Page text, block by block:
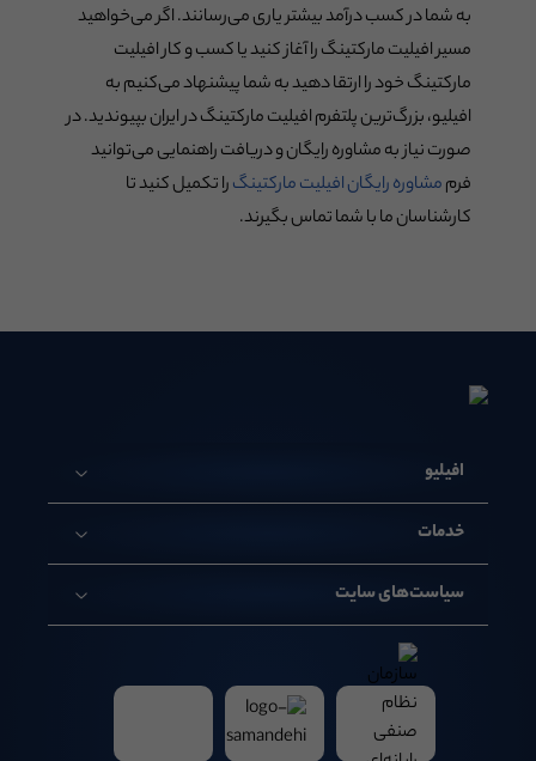
به شما در کسب درآمد بیشتر یاری می‌رسانند. اگر می‌خواهید
مسیر افیلیت مارکتینگ را آغاز کنید یا کسب و کار افیلیت
مارکتینگ خود را ارتقا دهید به شما پیشنهاد می‌کنیم به
افیلیو، بزرگ‌ترین پلتفرم افیلیت مارکتینگ در ایران بپیوندید. در
صورت نیاز به مشاوره رایگان و دریافت راهنمایی می‌توانید
فرممشاوره رایگان افیلیت مارکتینگرا تکمیل کنید تا
کارشناسان ما با شما تماس بگیرند.
افیلیو
خدمات
سیاست‌های سایت